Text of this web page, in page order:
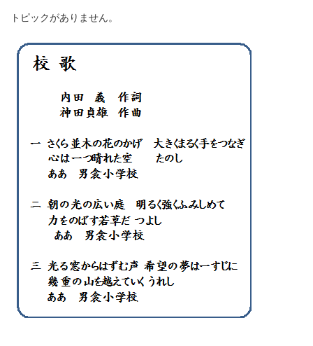
トピックがありません。